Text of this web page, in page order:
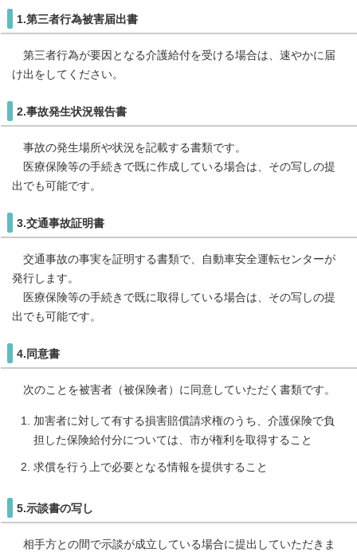
1.第三者行為被害届出書
第三者行為が要因となる介護給付を受ける場合は、速やかに届
け出をしてください。
2.事故発生状況報告書
事故の発生場所や状況を記載する書類です。
医療保険等の手続きで既に作成している場合は、その写しの提
出でも可能です。
3.交通事故証明書
交通事故の事実を証明する書類で、自動車安全運転センターが
発行します。
医療保険等の手続きで既に取得している場合は、その写しの提
出でも可能です。
4.同意書
次のことを被害者（被保険者）に同意していただく書類です。
加害者に対して有する損害賠償請求権のうち、介護保険で負
担した保険給付分については、市が権利を取得すること
求償を行う上で必要となる情報を提供すること
5.示談書の写し
相手方との間で示談が成立している場合に提出していただきま